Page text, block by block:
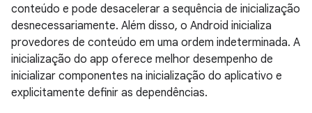
conteúdo e pode desacelerar a sequência de inicialização
desnecessariamente. Além disso, o Android inicializa
provedores de conteúdo em uma ordem indeterminada. A
inicialização do app oferece melhor desempenho de
inicializar componentes na inicialização do aplicativo e
explicitamente definir as dependências.